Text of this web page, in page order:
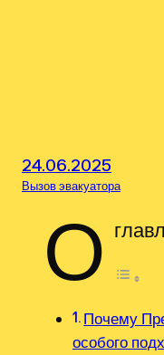
24.06.2025
Вызов эвакуатора
О
Почему
особого